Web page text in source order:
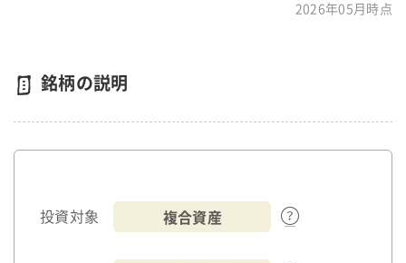
2026年05月時点
銘柄の説明
投資対象 複合資産